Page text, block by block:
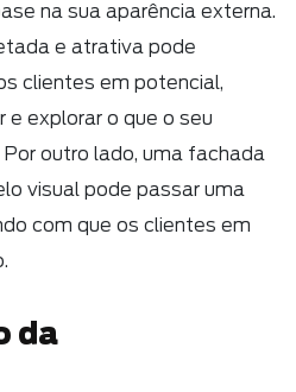
na sua aparência externa.
e atrativa pode
clientes em potencial,
explorar o que o seu
outro lado, uma fachada
visual pode passar uma
com que os clientes em
da